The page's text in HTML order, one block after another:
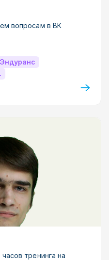
вопросам в ВК
Эндуранс
тренинга на